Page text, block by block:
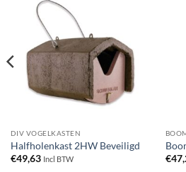
DIV VOGELKASTEN
Halfholenkast 2HW Beveiligd
€49,63 Incl BTW
€